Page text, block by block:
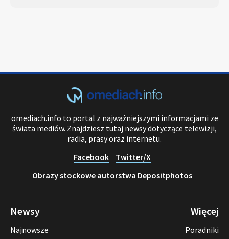
omediach.info to portal z najważniejszymi informacjami ze
świata mediów. Znajdziesz tutaj newsy dotyczące telewizji,
radia, prasy oraz internetu.
Facebook
Twitter/X
Obrazy stockowe autorstwa Depositphotos
Newsy
Najnowsze
Więcej
Poradniki